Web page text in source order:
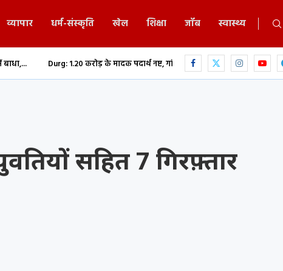
व्यापार धर्म-संस्कृति खेल शिक्षा जॉब स्वास्थ्य
करोड़ के मादक पदार्थ नष्ट, गांजा-हेरोइन समेत नशीली दवाओं... छत्तीसगढ़ में
सहित 7 गिरफ़्तार